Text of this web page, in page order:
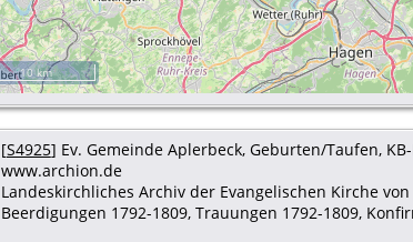
10 km
[S4925] Ev. Gemeinde Aplerbeck, Geburten/Taufen,
www.archion.de
Landeskirchliches Archiv der Evangelischen Kirche
Beerdigungen 1792-1809, Trauungen 1792-1809,